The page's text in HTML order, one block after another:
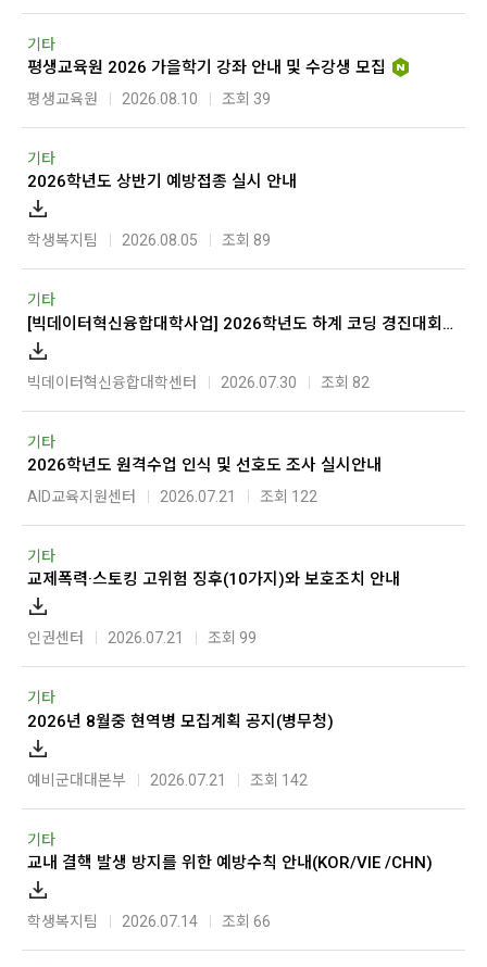
기타
평생교육원 2026 가을학기 강좌 안내 및 수강생 모집
[새글]
평생교육원
2026.08.10 조회 39
기타
2026학년도 상반기 예방접종 실시 안내
학생복지팀 2026.08.05 조회 89
기타
[빅데이터혁신융합대학사업] 2026학년도 하계 코딩 경진대회 개최 안내**추가모집**
빅데이터혁신융합대학센터 2026.07.30 조회 82
기타
2026학년도 원격수업 인식 및 선호도 조사 실시안내
AID교육지원센터 2026.07.21 조회 122
기타
교제폭력·스토킹 고위험 징후(10가지)와 보호조치 안내
인권센터 2026.07.21 조회 99
기타
2026년 8월중 현역병 모집계획 공지(병무청)
예비군대대본부 2026.07.21 조회 142
기타
교내 결핵 발생 방지를 위한 예방수칙 안내(KOR/VIE /CHN)
학생복지팀 2026.07.14 조회 66